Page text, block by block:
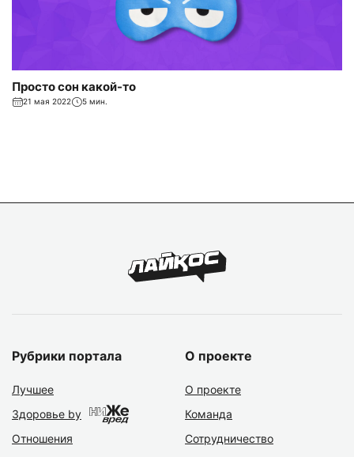
Просто сон какой-то
21 мая 2022 5 мин.
Рубрики портала
Лучшее
Здоровье by
Отношения
О проекте
О проекте
Команда
Сотрудничество